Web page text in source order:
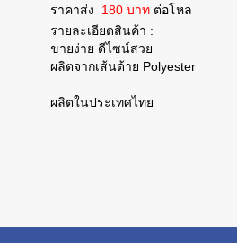
ราคาส่ง 180 บาท ต่อโหล
รายละเอียดสินค้า :
ขายง่าย ดีไซน์สวย
ผลิตจากเส้นด้าย Polyester
ผลิตในประเทศไทย